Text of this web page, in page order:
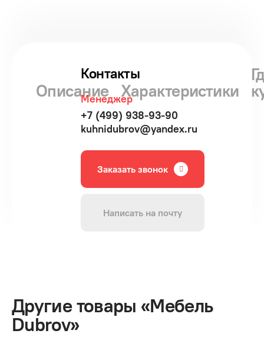
Описание Характеристики
Контакты
Менеджер
+7 (499) 938-93-90
kuhnidubrov@yandex.ru
Заказать звонок
Написать на почту
Другие товары «Мебель
Dubrov»